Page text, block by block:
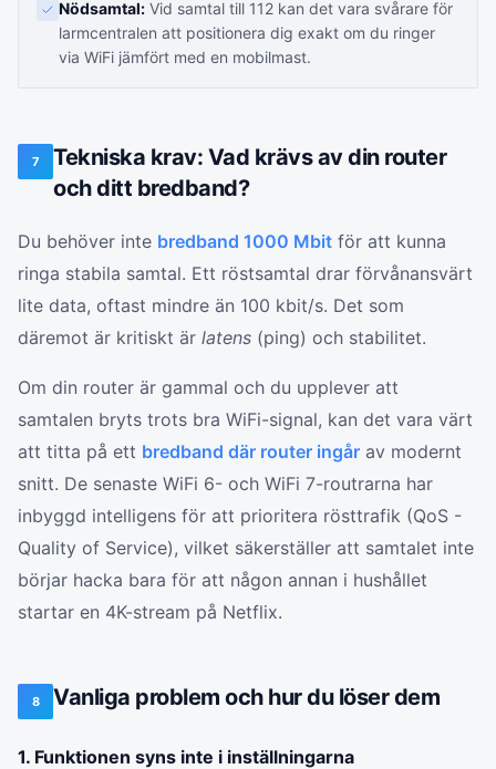
Nödsamtal: Vid samtal till 112 kan det vara svårare för
larmcentralen att positionera dig exakt om du ringer
via WiFi jämfört med en mobilmast.
7
Tekniska krav: Vad krävs av din router
och ditt bredband?
Du behöver inte bredband 1000 Mbit för att kunna
ringa stabila samtal. Ett röstsamtal drar förvånansvärt
lite data, oftast mindre än 100 kbit/s. Det som
däremot är kritiskt är latens (ping) och stabilitet.
Om din router är gammal och du upplever att
samtalen bryts trots bra WiFi-signal, kan det vara värt
att titta på ett bredband där router ingår av modernt
snitt. De senaste WiFi 6- och WiFi 7-routrarna har
inbyggd intelligens för att prioritera rösttrafik (QoS -
Quality of Service), vilket säkerställer att samtalet inte
börjar hacka bara för att någon annan i hushållet
startar en 4K-stream på Netflix.
8 Vanliga problem och hur du löser dem
1. Funktionen syns inte i inställningarna